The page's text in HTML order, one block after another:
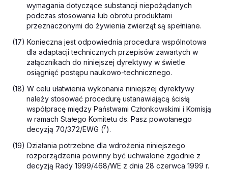
wymagania dotyczące substancji niepożądanych
podczas stosowania lub obrotu produktami
przeznaczonymi do żywienia zwierząt są spełniane.
(17) Konieczna jest odpowiednia procedura wspólnotowa
dla adaptacji technicznych przepisów zawartych w
załącznikach do niniejszej dyrektywy w świetle
osiągnięć postępu naukowo-technicznego.
(18) W celu ułatwienia wykonania niniejszej dyrektywy
należy stosować procedurę ustanawiającą ścisłą
współpracę między Państwami Członkowskimi i Komisją
w ramach Stałego Komitetu ds. Pasz powołanego
decyzją 70/372/EWG (7).
(19) Działania potrzebne dla wdrożenia niniejszego
rozporządzenia powinny być uchwalone zgodnie z
decyzją Rady 1999/468/WE z dnia 28 czerwca 1999 r.